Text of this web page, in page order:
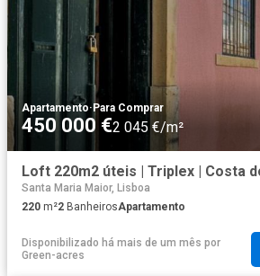
Apartamento·Para Comprar
450 000 €2 045 €/m²
Santa Maria Maior, Lisboa
220 m²2 BanheirosApartamento
Disponibilizado há mais de um mês por
Green-acres